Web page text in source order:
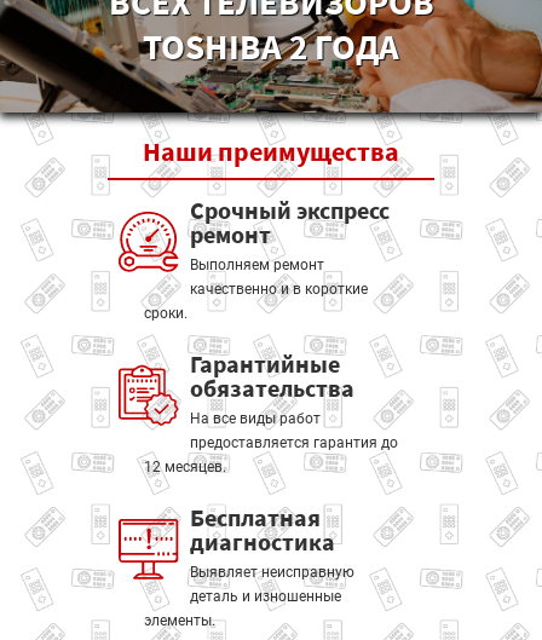
TOSHIBA 2 ГОДА
Нашипреимущества
Срочный экспресс
ремонт
Выполняем ремонт
качественно и в короткие
сроки.
Гарантийные
обязательства
На все виды работ
предоставляется гарантия до
12 месяцев.
Бесплатная
диагностика
Выявляет неисправную
деталь и изношенные
элементы.